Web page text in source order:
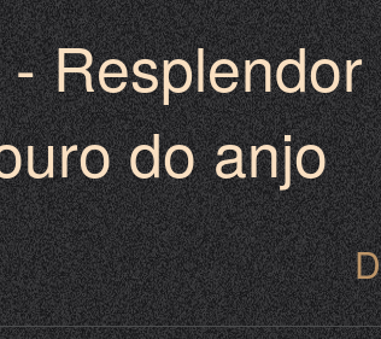
do anjo